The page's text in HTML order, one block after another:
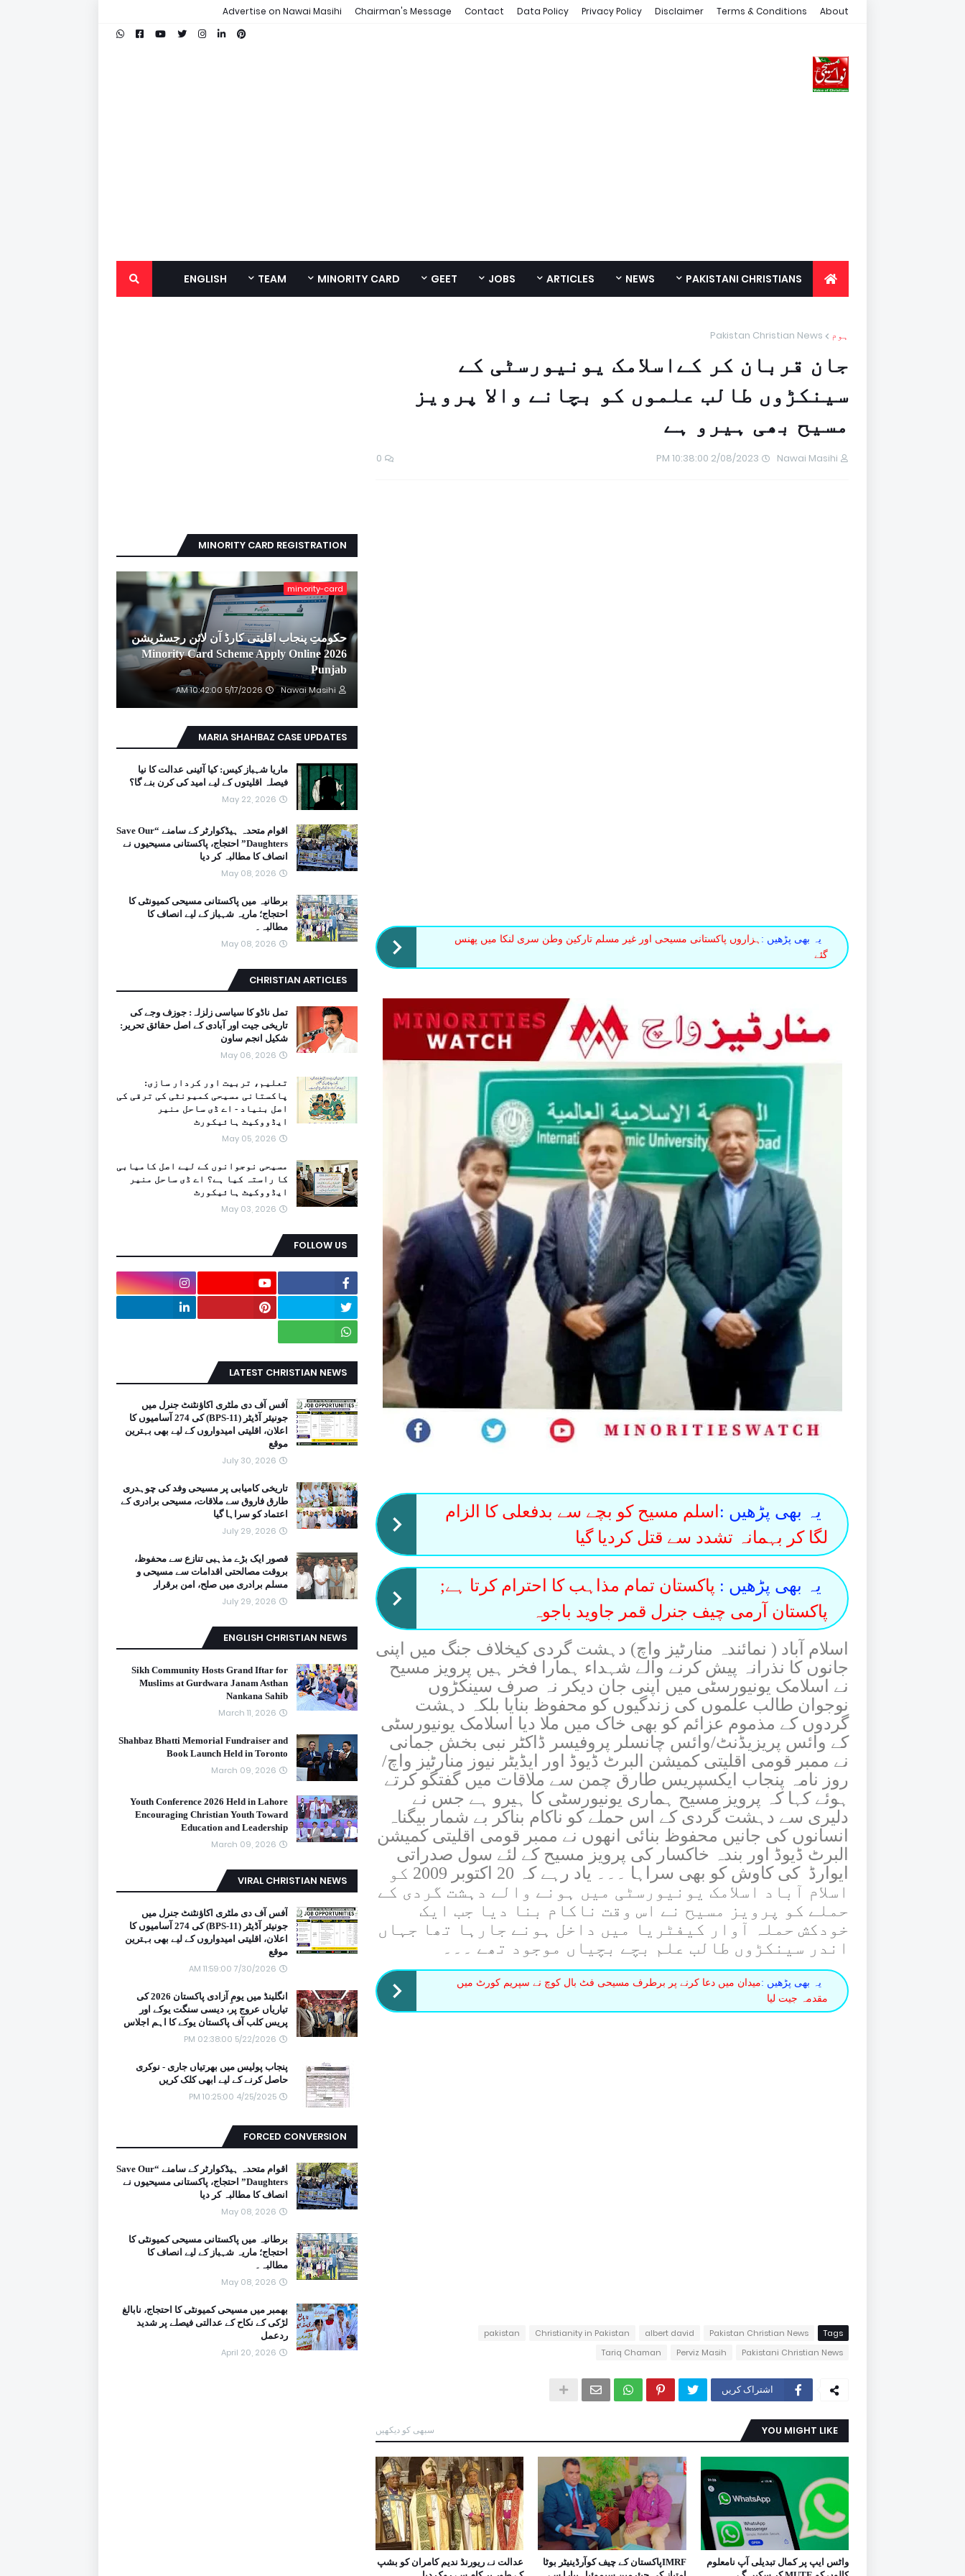
About
Terms & Conditions
Disclaimer
Privacy Policy
Data Policy
Contact
Chairman's Message
Advertise on Nawai Masihi
PAKISTANI CHRISTIANS
NEWS
ARTICLES
JOBS
GEET
MINORITY CARD
TEAM
ENGLISH
ہوم Pakistan Christian News
جان قربان کر کےاسلامک یونیورسٹی کے
سینکڑوں طالب علموں کو بچانے والا پرویز
مسیح بھی ہیرو ہے
Nawai Masihi
2/08/2023 10:38:00 PM
0
یہ بھی پڑھیں : ہزاروں پاکستانی مسیحی اور غیر مسلم تارکین وطن سری لنکا میں پھنس
گئے
یہ بھی پڑھیں : اسلم مسیح کو بچے سے بدفعلی کا الزام
لگا کر بہمانہ تشدد سے قتل کردیا گیا
یہ بھی پڑھیں : پاکستان تمام مذاہب کا احترام کرتا ہے;
پاکستان آرمی چیف جنرل قمر جاوید باجوہ
اسلام آباد ( نمائندہ منارٹیز واچ) دہشت گردی کیخلاف جنگ میں اپنی
جانوں کا نذرانہ پیش کرنے والے شہداء ہمارا فخر ہیں پرویز مسیح
نے اسلامک یونیورسٹی میں اپنی جان دیکر نہ صرف سینکڑوں
نوجوان طالب علموں کی زندگیوں کو محفوظ بنایا بلکہ دہشت
گردوں کے مذموم عزائم کو بھی خاک میں ملا دیا اسلامک یونیورسٹی
کے وائس پریزیڈنٹ/وائس چانسلر پروفیسر ڈاکٹر نبی بخش جمانی
نے ممبر قومی اقلیتی کمیشن البرٹ ڈیوڈ اور ایڈیٹر نیوز منارٹیز واچ/
روز نامہ پنجاب ایکسپریس طارق چمن سے ملاقات میں گفتگو کرتے
ہوئے کہا کہ پرویز مسیح ہماری یونیورسٹی کا ہیرو ہے جس نے
دلیری سے دہشت گردی کے اس حملے کو ناکام بناکر بے شمار بیگناہ
انسانوں کی جانیں محفوظ بنائی انھوں نے ممبر قومی اقلیتی کمیشن
البرٹ ڈیوڈ اور بندہ خاکسار کی پرویز مسیح کے لئے سول صدراتی
ایوارڈ کی کاوش کو بھی سراہا ۔۔۔ یاد رہے کہ 20 اکتوبر 2009 کو
اسلام آباد اسلامک یونیورسٹی میں ہونے والے دہشت گردی کے
حملے کو پرویز مسیح نے اس وقت ناکام بنا دیا جب ایک
خودکش حملہ آوار کیفٹریا میں داخل ہونے جارہا تھا جہاں
اندر سینکڑوں طالب علم بچے بچیاں موجود تھے ۔۔۔
یہ بھی پڑھیں :میدان میں دعا کرنے پر برطرف مسیحی فٹ بال کوچ نے سپریم کورٹ میں
مقدمہ جیت لیا
Tags
Pakistan Christian News
albert david
Christianity in Pakistan
pakistan
Pakistani Christian News
Perviz Masih
Tariq Chaman
اشتراک کریں
YOU MIGHT LIKE سبھی کو دیکھیں
واٹس ایپ پر کمال تبدیلی آپ نامعلوم
IMRFپاکستان کے چیف کوآرڈینیٹر بوٹا
عدالت نے ریورنڈ ندیم کامران کو بشپ
MINORITY CARD REGISTRATION
minority-card
حکومتِ پنجاب اقلیتی کارڈ آن لائن رجسٹریشن
2026 Minority Card Scheme Apply Online
Punjab
Nawai Masihi
5/17/2026 10:42:00 AM
MARIA SHAHBAZ CASE UPDATES
ماریا شہباز کیس: کیا آئینی عدالت کا نیا
فیصلہ اقلیتوں کے لیے امید کی کرن بنے گا؟
May 22, 2026
اقوام متحدہ ہیڈکوارٹر کے سامنے “Save Our
Daughters” احتجاج، پاکستانی مسیحیوں نے
انصاف کا مطالبہ کر دیا
May 08, 2026
برطانیہ میں پاکستانی مسیحی کمیونٹی کا
احتجاج؛ ماریہ شہباز کے لیے انصاف کا
مطالبہ۔
May 08, 2026
CHRISTIAN ARTICLES
تمل ناڈو کا سیاسی زلزلہ: جوزف وجے کی
تاریخی جیت اور آبادی کے اصل حقائق تحریر:
شکیل انجم ساون
May 06, 2026
تعلیم، تربیت اور کردار سازی:
پاکستانی مسیحی کمیونٹی کی ترقی کی
اصل بنیاد - اے ڈی ساحل منیر
ایڈووکیٹ ہائیکورٹ
May 05, 2026
مسیحی نوجوانوں کے لیے اصل کامیابی
کا راستہ کیا ہے؟ اے ڈی ساحل منیر
ایڈووکیٹ ہائیکورٹ
May 03, 2026
FOLLOW US
LATEST CHRISTIAN NEWS
آفس آف دی ملٹری اکاؤنٹنٹ جنرل میں
جونیئر آڈیٹر (BPS-11) کی 274 آسامیوں کا
اعلان، اقلیتی امیدواروں کے لیے بھی بہترین
موقع
July 30, 2026
تاریخی کامیابی پر مسیحی وفد کی چوہدری
طارق فاروق سے ملاقات، مسیحی برادری کے
اعتماد کو سراہا گیا
July 29, 2026
قصور ایک بڑے مذہبی تنازع سے محفوظ،
بروقت مصالحتی اقدامات سے مسیحی و
مسلم برادری میں صلح، امن برقرار
July 29, 2026
ENGLISH CHRISTIAN NEWS
Sikh Community Hosts Grand Iftar for
Muslims at Gurdwara Janam Asthan
Nankana Sahib
March 11, 2026
Shahbaz Bhatti Memorial Fundraiser and
Book Launch Held in Toronto
March 09, 2026
Youth Conference 2026 Held in Lahore
Encouraging Christian Youth Toward
Education and Leadership
March 09, 2026
VIRAL CHRISTIAN NEWS
آفس آف دی ملٹری اکاؤنٹنٹ جنرل میں
جونیئر آڈیٹر (BPS-11) کی 274 آسامیوں کا
اعلان، اقلیتی امیدواروں کے لیے بھی بہترین
موقع
7/30/2026 11:59:00 AM
انگلینڈ میں یومِ آزادی پاکستان 2026 کی
تیاریاں عروج پر، دیسی سنگت یوکے اور
پریس کلب آف پاکستان یوکے کا اہم اجلاس
5/22/2026 02:38:00 PM
پنجاب پولیس میں بھرتیاں جاری - نوکری
حاصل کرنے کے لیے ابھی کلک کریں
4/25/2025 10:25:00 PM
FORCED CONVERSION
اقوام متحدہ ہیڈکوارٹر کے سامنے “Save Our
Daughters” احتجاج، پاکستانی مسیحیوں نے
انصاف کا مطالبہ کر دیا
May 08, 2026
برطانیہ میں پاکستانی مسیحی کمیونٹی کا
احتجاج؛ ماریہ شہباز کے لیے انصاف کا
مطالبہ۔
May 08, 2026
بھمبر میں مسیحی کمیونٹی کا احتجاج، نابالغ
لڑکی کے نکاح کے عدالتی فیصلے پر شدید
ردعمل
April 20, 2026